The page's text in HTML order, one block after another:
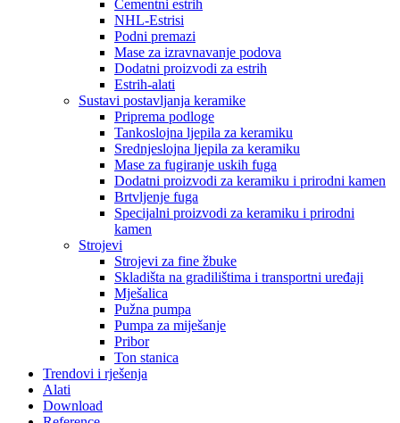
Cementni estrih
NHL-Estrisi
Podni premazi
Mase za izravnavanje podova
Dodatni proizvodi za estrih
Estrih-alati
Sustavi postavljanja keramike
Priprema podloge
Tankoslojna ljepila za keramiku
Srednjeslojna ljepila za keramiku
Mase za fugiranje uskih fuga
Dodatni proizvodi za keramiku i prirodni kamen
Brtvljenje fuga
Specijalni proizvodi za keramiku i prirodni
kamen
Strojevi
Strojevi za fine žbuke
Skladišta na gradilištima i transportni uređaji
Mješalica
Pužna pumpa
Pumpa za miješanje
Pribor
Ton stanica
Trendovi i rješenja
Alati
Download